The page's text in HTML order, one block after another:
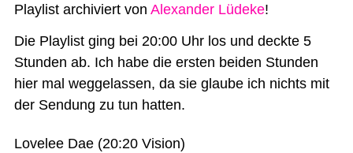
Playlist archiviert von Alexander Lüdeke!
Die Playlist ging bei 20:00 Uhr los und deckte 5
Stunden ab. Ich habe die ersten beiden Stunden
hier mal weggelassen, da sie glaube ich nichts mit
der Sendung zu tun hatten.
Lovelee Dae (20:20 Vision)